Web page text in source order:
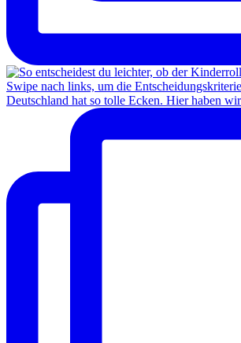
Deutschland hat so tolle Ecken. Hier haben